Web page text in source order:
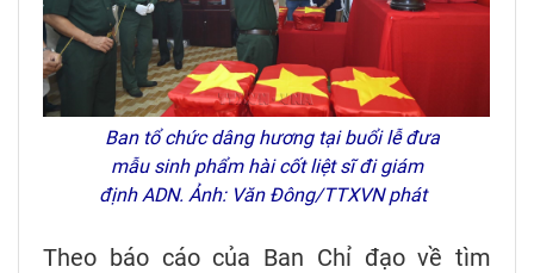
Ban tổ chức dâng hương tại buổi lễ đưa
mẫu sinh phẩm hài cốt liệt sĩ đi giám
định ADN. Ảnh: Văn Đông/TTXVN phát
Theo báo cáo của Ban Chỉ đạo về tìm